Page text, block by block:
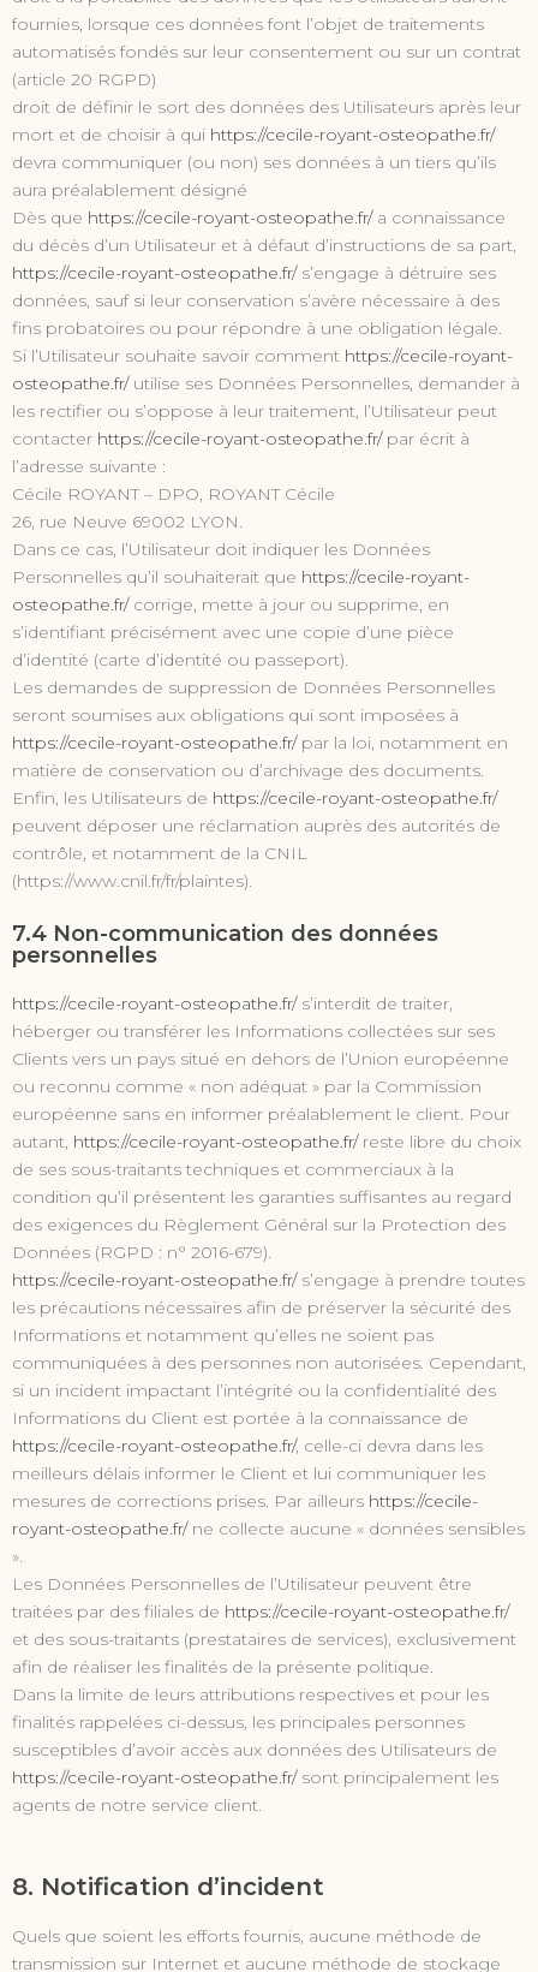
fournies, lorsque ces données font l’objet de traitements
automatisés fondés sur leur consentement ou sur un contrat
(article 20 RGPD)
droit de définir le sort des données des Utilisateurs après leur
mort et de choisir à qui https://cecile-royant-osteopathe.fr/
devra communiquer (ou non) ses données à un tiers qu’ils
aura préalablement désigné
Dès que https://cecile-royant-osteopathe.fr/a connaissance
du décès d’un Utilisateur et à défaut d’instructions de sa part,
https://cecile-royant-osteopathe.fr/s’engage à détruire ses
données, sauf si leur conservation s’avère nécessaire à des
fins probatoires ou pour répondre à une obligation légale.
Si l’Utilisateur souhaite savoir comment https://cecile-royant-
osteopathe.fr/utilise ses Données Personnelles, demander à
les rectifier ou s’oppose à leur traitement, l’Utilisateur peut
contacter https://cecile-royant-osteopathe.fr/par écrit à
l’adresse suivante :
Cécile ROYANT – DPO, ROYANT Cécile
26, rue Neuve 69002 LYON.
Dans ce cas, l’Utilisateur doit indiquer les Données
Personnelles qu’il souhaiterait que https://cecile-royant-
osteopathe.fr/corrige, mette à jour ou supprime, en
s’identifiant précisément avec une copie d’une pièce
d’identité (carte d’identité ou passeport).
Les demandes de suppression de Données Personnelles
seront soumises aux obligations qui sont imposées à
https://cecile-royant-osteopathe.fr/par la loi, notamment en
matière de conservation ou d’archivage des documents.
Enfin, les Utilisateurs de https://cecile-royant-osteopathe.fr/
peuvent déposer une réclamation auprès des autorités de
contrôle, et notamment de la CNIL
(https://www.cnil.fr/fr/plaintes).
7.4 Non-communication des données
personnelles
https://cecile-royant-osteopathe.fr/s’interdit de traiter,
héberger ou transférer les Informations collectées sur ses
Clients vers un pays situé en dehors de l’Union européenne
ou reconnu comme « non adéquat » par la Commission
européenne sans en informer préalablement le client. Pour
autant, https://cecile-royant-osteopathe.fr/reste libre du choix
de ses sous-traitants techniques et commerciaux à la
condition qu’il présentent les garanties suffisantes au regard
des exigences du Règlement Général sur la Protection des
Données (RGPD : n° 2016-679).
https://cecile-royant-osteopathe.fr/s’engage à prendre toutes
les précautions nécessaires afin de préserver la sécurité des
Informations et notamment qu’elles ne soient pas
communiquées à des personnes non autorisées. Cependant,
si un incident impactant l’intégrité ou la confidentialité des
Informations du Client est portée à la connaissance de
https://cecile-royant-osteopathe.fr/, celle-ci devra dans les
meilleurs délais informer le Client et lui communiquer les
mesures de corrections prises. Par ailleurs https://cecile-
royant-osteopathe.fr/ne collecte aucune « données sensibles
».
Les Données Personnelles de l’Utilisateur peuvent être
traitées par des filiales de https://cecile-royant-osteopathe.fr/
et des sous-traitants (prestataires de services), exclusivement
afin de réaliser les finalités de la présente politique.
Dans la limite de leurs attributions respectives et pour les
finalités rappelées ci-dessus, les principales personnes
susceptibles d’avoir accès aux données des Utilisateurs de
https://cecile-royant-osteopathe.fr/sont principalement les
agents de notre service client.
8. Notification d’incident
Quels que soient les efforts fournis, aucune méthode de
transmission sur Internet et aucune méthode de stockage